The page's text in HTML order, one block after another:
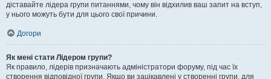
діставайте лідера групи питаннями, чому він відхилив ваш запит на вступ,
у нього можуть бути для цього свої причини.
Догори
Як мені стати Лідером групи?
Як правило, лідерів призначають адміністратори форуму, під час їх
створення відповідної групи. Якщо ви зацікавлені у створенні групи, для